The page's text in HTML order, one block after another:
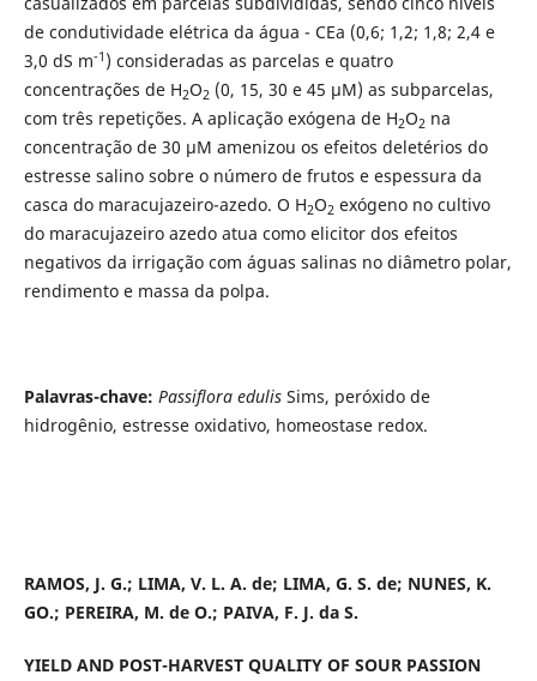
de condutividade elétrica da água - CEa (0,6; 1,2; 1,8; 2,4 e
3,0 dS m-1 ) consideradas as parcelas e quatro
concentrações de H2O2 (0, 15, 30 e 45 µM) as subparcelas,
com três repetições. A aplicação exógena de H2O2 na
concentração de 30 µM amenizou os efeitos deletérios do
estresse salino sobre o número de frutos e espessura da
casca do maracujazeiro-azedo. O H2O2 exógeno no cultivo
do maracujazeiro azedo atua como elicitor dos efeitos
negativos da irrigação com águas salinas no diâmetro polar,
rendimento e massa da polpa.
Palavras-chave: Passiflora edulis Sims, peróxido de
hidrogênio, estresse oxidativo, homeostase redox.
RAMOS, J. G.; LIMA, V. L. A. de; LIMA, G. S. de; NUNES, K.
GO.; PEREIRA, M. de O.; PAIVA, F. J. da S.
YIELD AND POST-HARVEST QUALITY OF SOUR PASSION